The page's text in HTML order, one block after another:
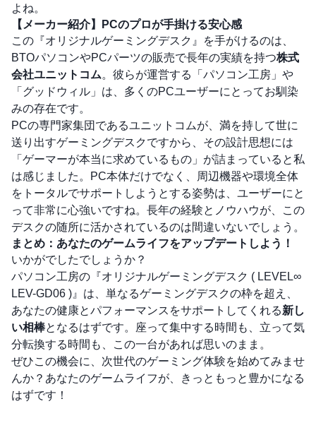
よね。
【メーカー紹介】PCのプロが手掛ける安心感
この『オリジナルゲーミングデスク』を手がけるのは、
BTOパソコンやPCパーツの販売で長年の実績を持つ株式
会社ユニットコム。彼らが運営する「パソコン工房」や
「グッドウィル」は、多くのPCユーザーにとってお馴染
みの存在です。
PCの専門家集団であるユニットコムが、満を持して世に
送り出すゲーミングデスクですから、その設計思想には
「ゲーマーが本当に求めているもの」が詰まっていると私
は感じました。PC本体だけでなく、周辺機器や環境全体
をトータルでサポートしようとする姿勢は、ユーザーにと
って非常に心強いですね。長年の経験とノウハウが、この
デスクの随所に活かされているのは間違いないでしょう。
まとめ：あなたのゲームライフをアップデートしよう！
いかがでしたでしょうか？
パソコン工房の『オリジナルゲーミングデスク ( LEVEL∞
LEV-GD06 )』は、単なるゲーミングデスクの枠を超え、
あなたの健康とパフォーマンスをサポートしてくれる新し
い相棒となるはずです。座って集中する時間も、立って気
分転換する時間も、この一台があれば思いのまま。
ぜひこの機会に、次世代のゲーミング体験を始めてみませ
んか？あなたのゲームライフが、きっともっと豊かになる
はずです！